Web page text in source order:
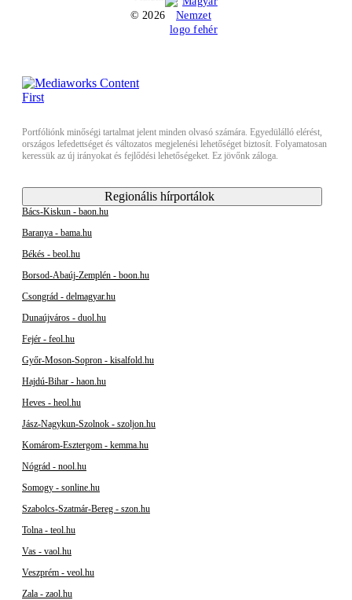
© 2026
Portfóliónk minőségi tartalmat jelent minden olvasó számára. Egyedülálló elérést,
országos lefedettséget és változatos megjelenési lehetőséget biztosít. Folyamatosan
keressük az új irányokat és fejlődési lehetőségeket. Ez jövőnk záloga.
Regionális hírportálok
Bács-Kiskun - baon.hu
Baranya - bama.hu
Békés - beol.hu
Borsod-Abaúj-Zemplén - boon.hu
Csongrád - delmagyar.hu
Dunaújváros - duol.hu
Fejér - feol.hu
Győr-Moson-Sopron - kisalfold.hu
Hajdú-Bihar - haon.hu
Heves - heol.hu
Jász-Nagykun-Szolnok - szoljon.hu
Komárom-Esztergom - kemma.hu
Nógrád - nool.hu
Somogy - sonline.hu
Szabolcs-Szatmár-Bereg - szon.hu
Tolna - teol.hu
Vas - vaol.hu
Veszprém - veol.hu
Zala - zaol.hu